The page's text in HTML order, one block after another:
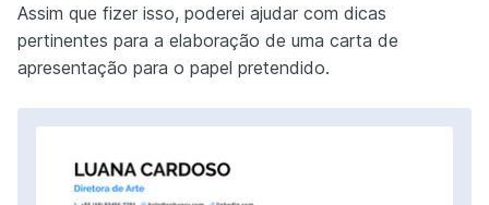
Assim que fizer isso, poderei ajudar com dicas
pertinentes para a elaboração de uma carta de
apresentação para o papel pretendido.